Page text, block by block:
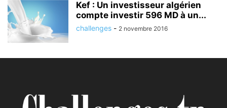
Kef : Un investisseur algérien
compte investir 596 MD à un...
challenges - 2 novembre 2016